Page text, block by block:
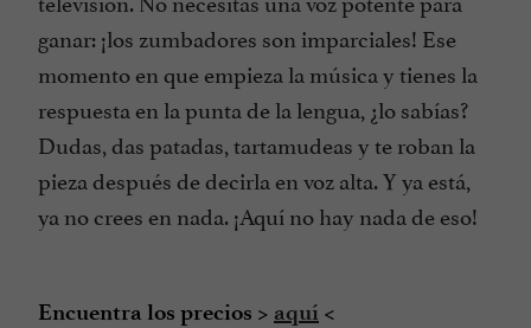
ganar: ¡los zumbadores son imparciales! Ese
momento en que empieza la música y tienes la
respuesta en la punta de la lengua, ¿lo sabías?
Dudas, das patadas, tartamudeas y te roban la
pieza después de decirla en voz alta. Y ya está,
ya no crees en nada. ¡Aquí no hay nada de eso!
Encuentra los precios > aquí <